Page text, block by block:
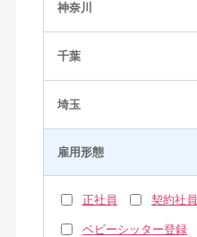
神奈川
千葉
埼玉
雇用形態
正社員 契約社員
ベビーシッター登録